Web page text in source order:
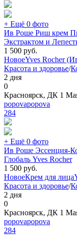
+ Ещё 0 фото
Ив Роше Риш крем
Экстрактом и
1 500 руб.
НовоеYves Rocher
Красота и здоровье/
2 дня
0
Красноярск, ДК 1
popovapopova
284
+ Ещё 0 фото
Ив Роше Эссенция-
Глобаль Yves Rocher
1 500 руб.
НовоеКрем для лица
Красота и здоровье/
2 дня
0
Красноярск, ДК 1
popovapopova
284